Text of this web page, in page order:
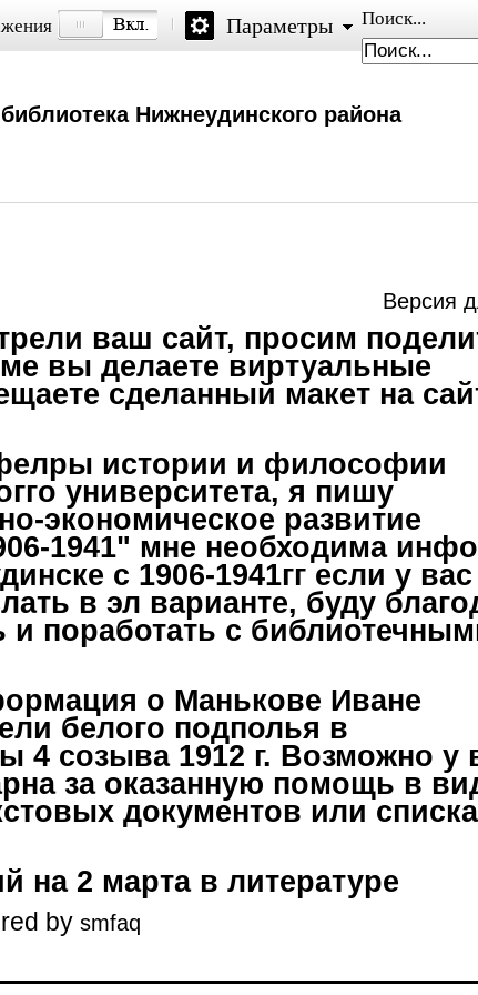
Параметры Поиск...
Нижнеудинского района
Версия
ваш сайт, просим
вы делаете виртуальные
сделанный макет на
истории и философии
университета, я пишу
экономическое развитие
1941" мне необходима
с 1906-1941гг если у вас
в эл варианте, буду
поработать с
о Манькове Иване
белого подполья в
4 созыва 1912 г. Возможно у
за оказанную помощь в
документов или списка
на 2 марта в литературе
by smfaq